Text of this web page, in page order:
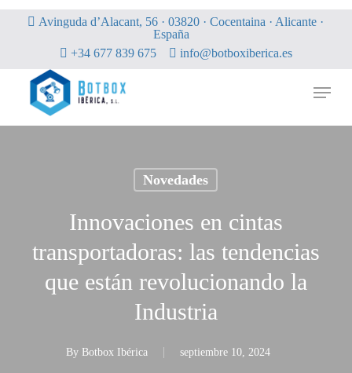
Skip
Avinguda d’Alacant, 56 · 03820 · Cocentaina · Alicante ·
España
+34 677 839 675
info@botboxiberica.es
Menu
Novedades
Innovaciones en cintas
transportadoras: las tendencias
que están revolucionando la
Industria
By Botbox Ibérica septiembre 10, 2024